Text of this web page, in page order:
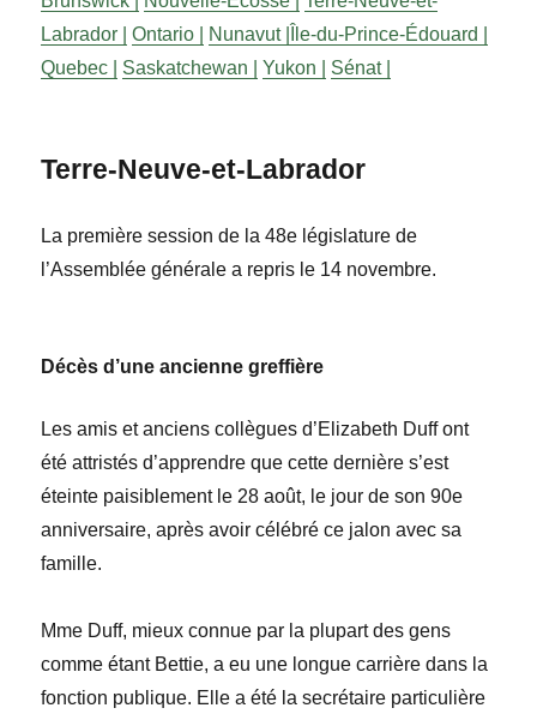
Labrador |
Ontario | Nunavut |
Île-du-Prince-Édouard |
Quebec |
Saskatchewan | Yukon | Sénat |
Terre-Neuve-et-Labrador
La première session de la 48e législature de
l’Assemblée générale a repris le 14 novembre.
Décès d’une ancienne greffière
Les amis et anciens collègues d’Elizabeth Duffont
été attristés d’apprendre que cette dernière s’est
éteinte paisiblement le 28 août, le jour de son 90e
anniversaire, après avoir célébré ce jalon avec sa
famille.
Mme Duff, mieux connue par la plupart des gens
comme étant Bettie, a eu une longue carrière dans la
fonction publique. Elle a été la secrétaire particulière